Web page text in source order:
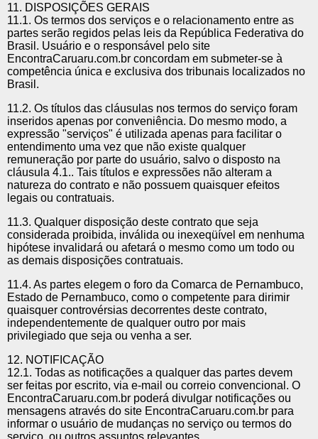
11. DISPOSIÇÕES GERAIS
11.1. Os termos dos serviços e o relacionamento entre as
partes serão regidos pelas leis da República Federativa do
Brasil. Usuário e o responsável pelo site
EncontraCaruaru.com.br concordam em submeter-se à
competência única e exclusiva dos tribunais localizados no
Brasil.
11.2. Os títulos das cláusulas nos termos do serviço foram
inseridos apenas por conveniência. Do mesmo modo, a
expressão "serviços" é utilizada apenas para facilitar o
entendimento uma vez que não existe qualquer
remuneração por parte do usuário, salvo o disposto na
cláusula 4.1.. Tais títulos e expressões não alteram a
natureza do contrato e não possuem quaisquer efeitos
legais ou contratuais.
11.3. Qualquer disposição deste contrato que seja
considerada proibida, inválida ou inexeqüível em nenhuma
hipótese invalidará ou afetará o mesmo como um todo ou
as demais disposições contratuais.
11.4. As partes elegem o foro da Comarca de Pernambuco,
Estado de Pernambuco, como o competente para dirimir
quaisquer controvérsias decorrentes deste contrato,
independentemente de qualquer outro por mais
privilegiado que seja ou venha a ser.
12. NOTIFICAÇÃO
12.1. Todas as notificações a qualquer das partes devem
ser feitas por escrito, via e-mail ou correio convencional. O
EncontraCaruaru.com.br poderá divulgar notificações ou
mensagens através do site EncontraCaruaru.com.br para
informar o usuário de mudanças no serviço ou termos do
serviço, ou outros assuntos relevantes.